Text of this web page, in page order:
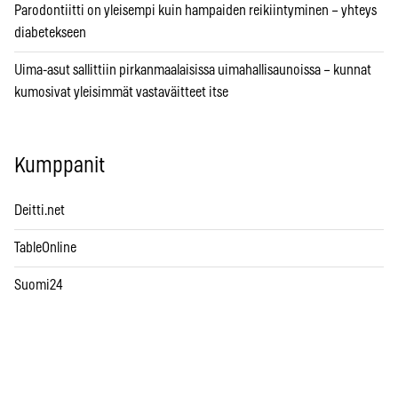
Parodontiitti on yleisempi kuin hampaiden reikiintyminen – yhteys
diabetekseen
Uima-asut sallittiin pirkanmaalaisissa uimahallisaunoissa – kunnat
kumosivat yleisimmät vastaväitteet itse
Kumppanit
Deitti.net
TableOnline
Suomi24